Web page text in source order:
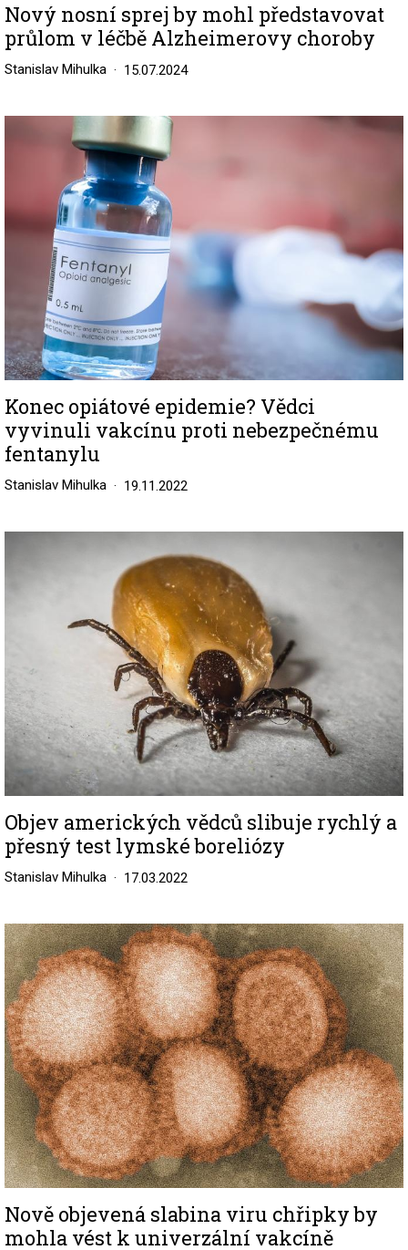
Nový nosní sprej by mohl představovat
průlom v léčbě Alzheimerovy choroby
Stanislav Mihulka 15.07.2024
Konec opiátové epidemie? Vědci
vyvinuli vakcínu proti nebezpečnému
fentanylu
Stanislav Mihulka 19.11.2022
Objev amerických vědců slibuje rychlý a
přesný test lymské boreliózy
Stanislav Mihulka 17.03.2022
Image
Nově objevená slabina viru chřipky by
mohla vést k univerzální vakcíně